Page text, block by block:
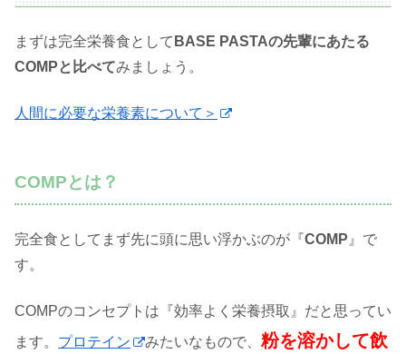
まずは完全栄養食として BASE PASTAの先輩にあたる
COMPと比べてみましょう。
人間に必要な栄養素について＞
COMPとは？
完全食としてまず先に頭に思い浮かぶのが『COMP』で
す。
COMPのコンセプトは『効率よく栄養摂取』だと思ってい
ます。 プロテイン みたいなもので、 粉を溶かして飲